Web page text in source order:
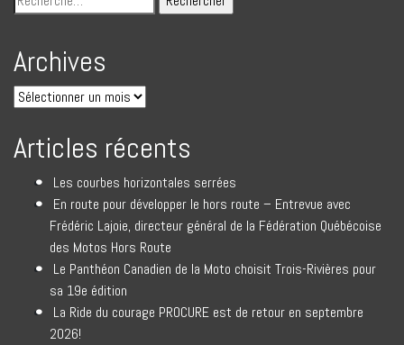
Archives
Articles récents
Les courbes horizontales serrées
En route pour développer le hors route – Entrevue avec
Frédéric Lajoie, directeur général de la Fédération Québécoise
des Motos Hors Route
Le Panthéon Canadien de la Moto choisit Trois-Rivières pour
sa 19e édition
La Ride du courage PROCURE est de retour en septembre
2026!